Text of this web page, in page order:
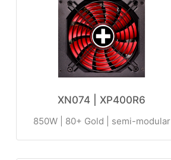
XN074 | XP400R6
850W | 80+ Gold | semi-modular